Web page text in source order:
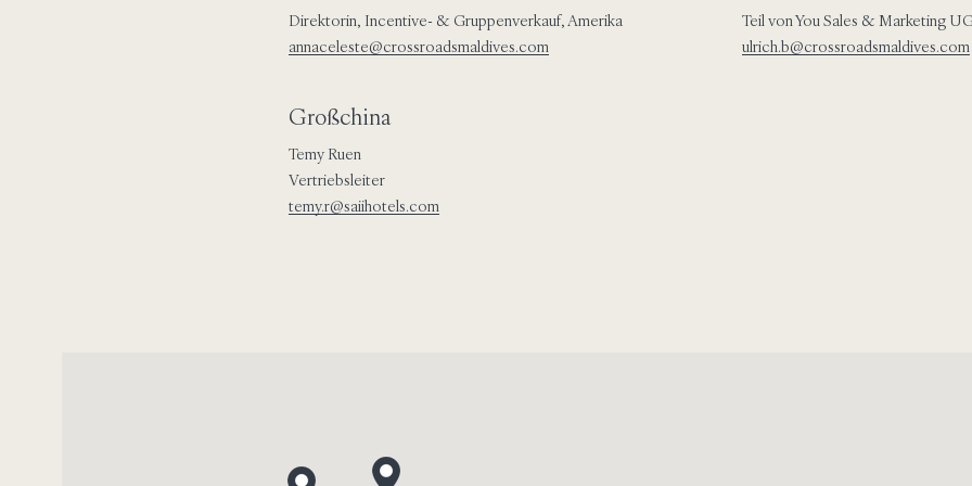
Direktorin, Incentive- & Gruppenverkauf, Amerika
annaceleste@crossroadsmaldives.com
Teil von You Sales & Marketing
ulrich.b@crossroadsmaldives.com
Großchina
Temy Ruen
Vertriebsleiter
temy.r@saiihotels.com